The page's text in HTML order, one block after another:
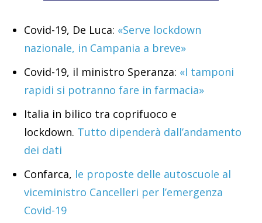
Covid-19, De Luca: «Serve lockdown
nazionale, in Campania a breve»
Covid-19, il ministro Speranza: «I tamponi
rapidi si potranno fare in farmacia»
Italia in bilico tra coprifuoco e
lockdown. Tutto dipenderà dall’andamento
dei dati
Confarca, le proposte delle autoscuole al
viceministro Cancelleri per l’emergenza
Covid-19